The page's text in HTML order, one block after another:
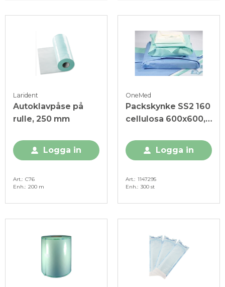
Larident
Autoklavpåse på
rulle, 250 mm
Logga in
Art. C76
Enh. 200 m
OneMed
Packskynke SS2 160
cellulosa 600x600,
Logga in
Art. 1147295
Enh. 300 st